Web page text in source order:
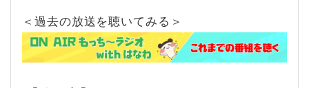
＜過去の放送を聴いてみる＞